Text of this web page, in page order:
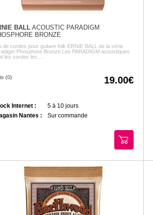
BALLACOUSTIC PARADIGM
BRONZE
de cordes pour guitare folk ERNIE BALL de la série
Phosphore Bronze Les PARADIGM acoustiques
les cordes les ...
(0) 19.00
Internet :
5 à 10 jours
Nantes :
Sur commande